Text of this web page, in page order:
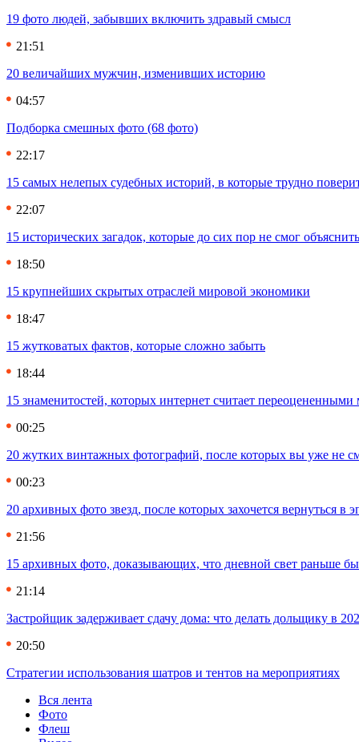
19 фото людей, забывших включить здравый смысл
21:51
20 величайших мужчин, изменивших историю
04:57
Подборка смешных фото (68 фото)
22:17
15 самых нелепых судебных историй, в которые трудно
22:07
15 исторических загадок, которые до сих пор не смог
18:50
15 крупнейших скрытых отраслей мировой экономики
18:47
15 жутковатых фактов, которые сложно забыть
18:44
15 знаменитостей, которых интернет считает переоцененными
00:25
20 жутких винтажных фотографий, после которых вы уже не
00:23
20 архивных фото звезд, после которых захочется вернуться в
21:56
15 архивных фото, доказывающих, что дневной свет раньше
21:14
Застройщик задерживает сдачу дома: что делать дольщику в
20:50
Стратегии использования шатров и тентов на мероприятиях
Вся лента
Фото
Флеш